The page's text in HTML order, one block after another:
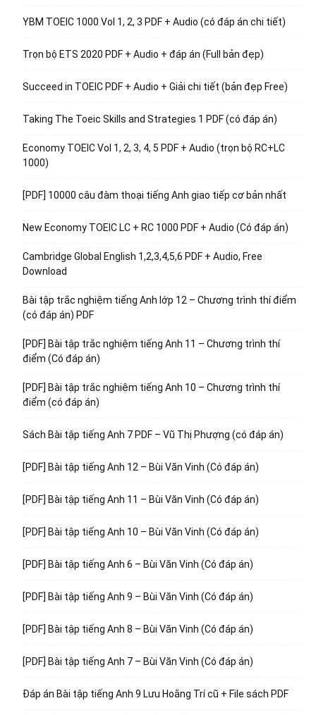
YBM TOEIC 1000 Vol 1, 2, 3 PDF + Audio (có đáp án chi tiết)
Trọn bộ ETS 2020 PDF + Audio + đáp án (Full bản đẹp)
Succeed in TOEIC PDF + Audio + Giải chi tiết (bản đẹp Free)
Taking The Toeic Skills and Strategies 1 PDF (có đáp án)
Economy TOEIC Vol 1, 2, 3, 4, 5 PDF + Audio (trọn bộ RC+LC
1000)
[PDF] 10000 câu đàm thoại tiếng Anh giao tiếp cơ bản nhất
New Economy TOEIC LC + RC 1000 PDF + Audio (Có đáp án)
Cambridge Global English 1,2,3,4,5,6 PDF + Audio, Free
Download
Bài tập trắc nghiệm tiếng Anh lớp 12 – Chương trình thí điểm
(có đáp án) PDF
[PDF] Bài tập trắc nghiệm tiếng Anh 11 – Chương trình thí
điểm (Có đáp án)
[PDF] Bài tập trắc nghiệm tiếng Anh 10 – Chương trình thí
điểm (có đáp án)
Sách Bài tập tiếng Anh 7 PDF – Vũ Thị Phượng (có đáp án)
[PDF] Bài tập tiếng Anh 12 – Bùi Văn Vinh (Có đáp án)
[PDF] Bài tập tiếng Anh 11 – Bùi Văn Vinh (Có đáp án)
[PDF] Bài tập tiếng Anh 10 – Bùi Văn Vinh (Có đáp án)
[PDF] Bài tập tiếng Anh 6 – Bùi Văn Vinh (Có đáp án)
[PDF] Bài tập tiếng Anh 9 – Bùi Văn Vinh (Có đáp án)
[PDF] Bài tập tiếng Anh 8 – Bùi Văn Vinh (Có đáp án)
[PDF] Bài tập tiếng Anh 7 – Bùi Văn Vinh (Có đáp án)
Đáp án Bài tập tiếng Anh 9 Lưu Hoằng Trí cũ + File sách PDF